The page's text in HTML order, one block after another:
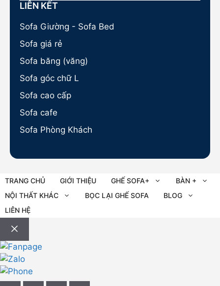
LIÊN KẾT
Sofa Giường - Sofa Bed
Sofa giá rẻ
Sofa băng (văng)
Sofa góc chữ L
Sofa cao cấp
Sofa cafe
Sofa Phòng Khách
TRANG CHỦ GIỚI THIỆU GHẾ SOFA+
BÀN +
NỘI THẤT KHÁC
BỌC LẠI GHẾ SOFA
BLOG
LIÊN HỆ
Đóng